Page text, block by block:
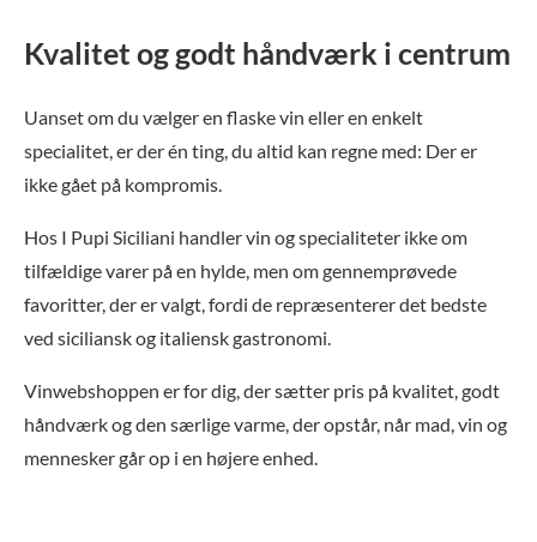
Kvalitet og godt håndværk i centrum
Uanset om du vælger en flaske vin eller en enkelt
specialitet, er der én ting, du altid kan regne med: Der er
ikke gået på kompromis.
Hos I Pupi Siciliani handler vin og specialiteter ikke om
tilfældige varer på en hylde, men om gennemprøvede
favoritter, der er valgt, fordi de repræsenterer det bedste
ved siciliansk og italiensk gastronomi.
Vinwebshoppen er for dig, der sætter pris på kvalitet, godt
håndværk og den særlige varme, der opstår, når mad, vin og
mennesker går op i en højere enhed.